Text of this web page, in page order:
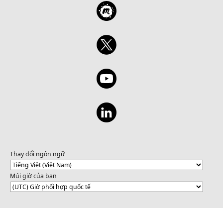
Thay đổi ngôn ngữ
Múi giờ của bạn